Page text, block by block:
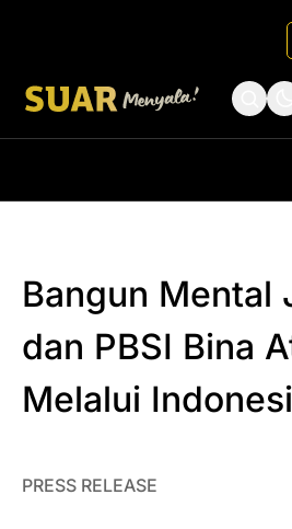
Bangun Mental
dan PBSI Bina
Melalui
PRESS RELEASE